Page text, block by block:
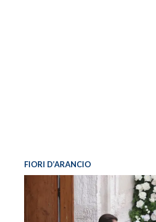
FIORI D’ARANCIO